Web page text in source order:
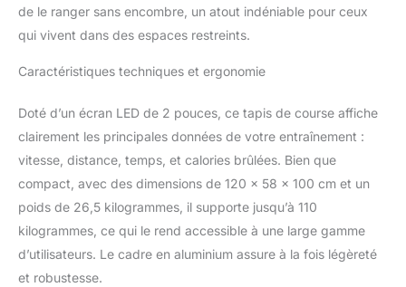
pendant la course ou la
marche. 【Affichage LED
de contrôle】 Avec le
pouvez facilement suivre
vos données
d'entraînement. Grâce à
l'affichage LED du tapis
de course et à
l'application mobile, vous
pouvez lire visuellement
votre temps
de le ranger sans encombre, un atout indéniable pour ceux
qui vivent dans des espaces restreints.
Caractéristiques techniques et ergonomie
Doté d’un écran LED de 2 pouces, ce tapis de course affiche
clairement les principales données de votre entraînement :
vitesse, distance, temps, et calories brûlées. Bien que
compact, avec des dimensions de 120 x 58 x 100 cm et un
poids de 26,5 kilogrammes, il supporte jusqu’à 110
kilogrammes, ce qui le rend accessible à une large gamme
d’utilisateurs. Le cadre en aluminium assure à la fois légèreté
et robustesse.